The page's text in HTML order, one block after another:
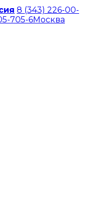
8 (343) 226-00-
705-6Москва